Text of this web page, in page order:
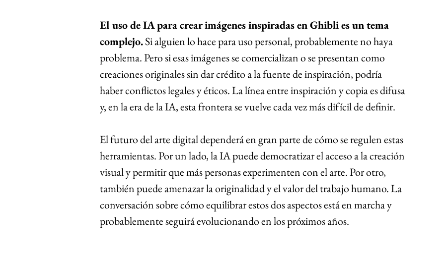
El uso de IA para crear imágenes inspiradas en Ghibli es un tema
complejo. Si alguien lo hace para uso personal, probablemente no haya
problema. Pero si esas imágenes se comercializan o se presentan como
creaciones originales sin dar crédito a la fuente de inspiración, podría
haber conflictos legales y éticos. La línea entre inspiración y copia es difusa
y, en la era de la IA, esta frontera se vuelve cada vez más difícil de definir.
El futuro del arte digital dependerá en gran parte de cómo se regulen estas
herramientas. Por un lado, la IA puede democratizar el acceso a la creación
visual y permitir que más personas experimenten con el arte. Por otro,
también puede amenazar la originalidad y el valor del trabajo humano. La
conversación sobre cómo equilibrar estos dos aspectos está en marcha y
probablemente seguirá evolucionando en los próximos años.